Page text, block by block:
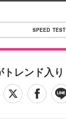
SPEED TEST
レンド入り